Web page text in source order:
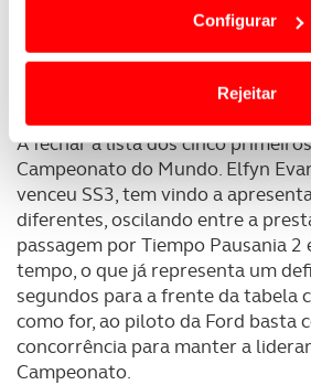
termos e a todo o tempo as suas
o acesso a informações durante a
personalizar conteúdos e anúncios,
funcionalidades de redes sociais,
analisar dados de navegação no
Adicionalmente partilhamos
utilização do nosso site de
parceiros e organizações na UE e
O ACP garantirá que as
Configurar
Rejeitar
o segundo e o quarto lugares. Só
troços do dia é que o piloto da
ritmo. Ainda assim, o atraso para o
nulo e os próximos dias
A fechar a lista dos cinco
Campeonato do Mundo. Elfyn
venceu SS3, tem vindo a
diferentes, oscilando entre a
passagem por Tiempo Pausania 2
tempo, o que já representa um
segundos para a frente da tabela
como for, ao piloto da Ford basta
concorrência para manter a
Campeonato.